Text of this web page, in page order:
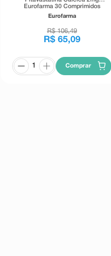
Eurofarma 30 Comprimidos
Revestidos
Eurofarma
R$ 106,49
R$ 65,09
Comprar